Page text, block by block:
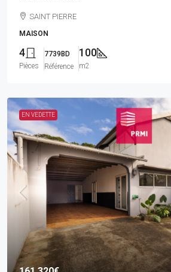
SAINT PIERRE
MAISON
4
Pièces
7739BD
Référence
100
m2
EN VEDETTE